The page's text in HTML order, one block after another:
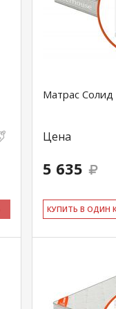
Матрас Солид
Цена
5 635
КУ­ПИТЬ В ОДИН